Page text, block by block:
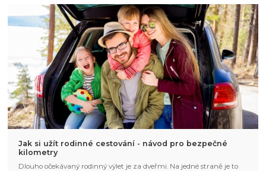
Jak si užít rodinné cestování - návod pro bezpečné
kilometry
Dlouho očekávaný rodinný výlet je za dveřmi. Na jedné straně je to